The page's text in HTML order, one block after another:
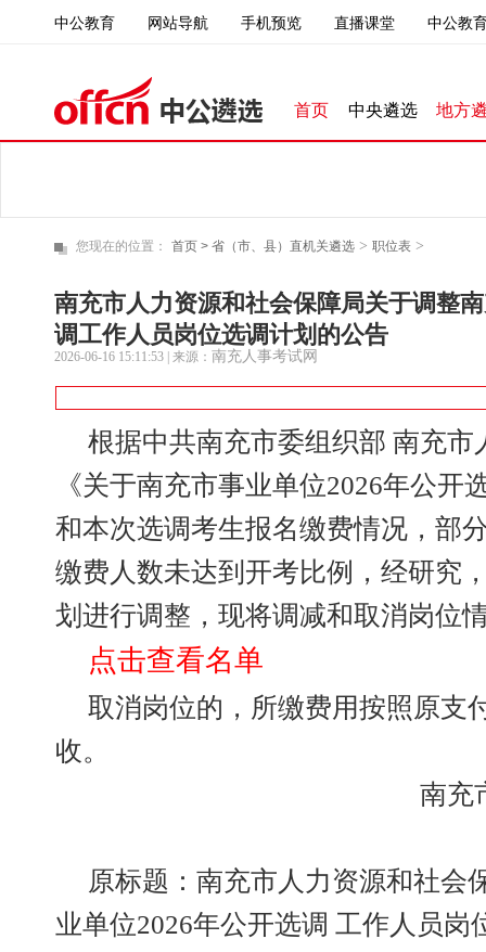
中公教育 网站导航 手机预览 直播课堂 中公教
首页 中央遴选 地方
您现在的位置： 首页 > 省（市、县）直机关遴选 > 职位表 >
南充市人力资源和社会保障局关于调整
调工作人员岗位选调计划的公告
2026-06-16 15:11:53 | 来源： 南充人事考试网
根据中共南充市委组织部 南充
《关于南充市事业单位2026年公开
和本次选调考生报名缴费情况，部
缴费人数未达到开考比例，经研究
划进行调整，现将调减和取消岗位
点击查看名单
取消岗位的，所缴费用按照原支
收。
南充
原标题：南充市人力资源和社会
业单位2026年公开选调 工作人员岗